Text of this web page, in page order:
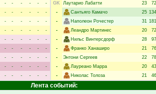
- - - - -
-
- - - - -
-
- - - - -
-
- - - - -
-
- - - - -
-
- - - - -
-
- - - - -
-
- - - - -
-
- - - - - -
GK
Лаутарио Лабатти 23 72
-
Сантьяго Камачо 25 134
-
Наполеон Рочестер 31 181
-
Леандро Мартинес 20 72
-
Нильс Винтерсдорф 28 97
-
Франко Ханаширо 21 76
-
Энтони Сергеев 22 78
-
Лауреано Марра 20 43
-
Николас Толоза 21 46
Лента событий: